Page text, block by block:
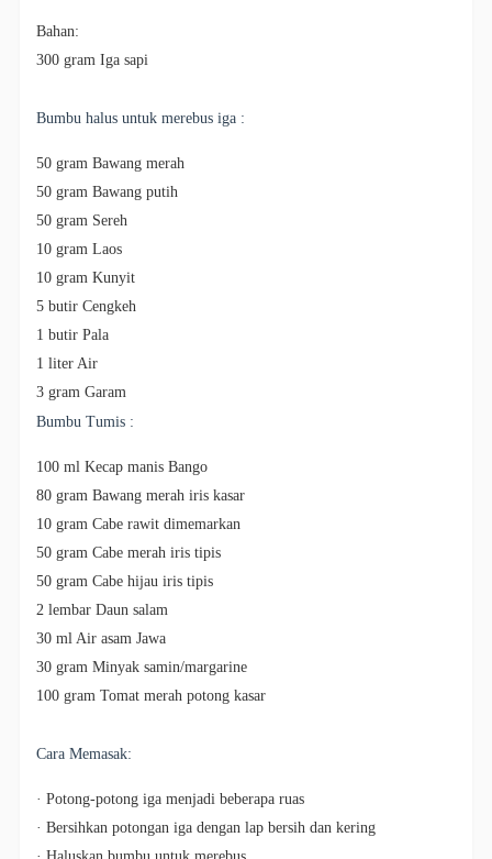
Bahan:
300 gram Iga sapi
Bumbu halus untuk merebus iga :
50 gram Bawang merah
50 gram Bawang putih
50 gram Sereh
10 gram Laos
10 gram Kunyit
5 butir Cengkeh
1 butir Pala
1 liter Air
3 gram Garam
Bumbu Tumis :
100 ml Kecap manis Bango
80 gram Bawang merah iris kasar
10 gram Cabe rawit dimemarkan
50 gram Cabe merah iris tipis
50 gram Cabe hijau iris tipis
2 lembar Daun salam
30 ml Air asam Jawa
30 gram Minyak samin/margarine
100 gram Tomat merah potong kasar
Cara Memasak:
· Potong-potong iga menjadi beberapa ruas
· Bersihkan potongan iga dengan lap bersih dan kering